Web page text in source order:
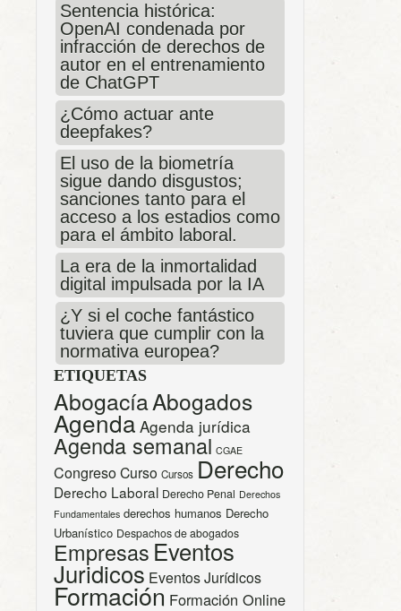
Sentencia histórica:
OpenAI condenada por
infracción de derechos de
autor en el entrenamiento
de ChatGPT
¿Cómo actuar ante
deepfakes?
El uso de la biometría
sigue dando disgustos;
sanciones tanto para el
acceso a los estadios como
para el ámbito laboral.
La era de la inmortalidad
digital impulsada por la IA
¿Y si el coche fantástico
tuviera que cumplir con la
normativa europea?
ETIQUETAS
AbogacíaAbogados
Agenda Agenda jurídica
Agenda semanal CGAE
CongresoCurso Cursos Derecho
Derecho Laboral Derecho Penal Derechos
Fundamentales derechos humanos Derecho
Urbanístico Despachos de abogados
Empresas Eventos
Juridicos Eventos Jurídicos
Formación Formación Online